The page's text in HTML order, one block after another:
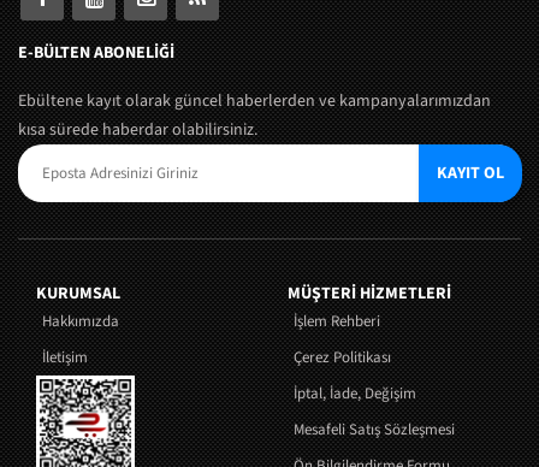
E-BÜLTEN ABONELİĞİ
Ebültene kayıt olarak güncel haberlerden ve kampanyalarımızdan
kısa sürede haberdar olabilirsiniz.
KAYIT OL
KURUMSAL
Hakkımızda
İletişim
MÜŞTERI HIZMETLERI
İşlem Rehberi
Çerez Politikası
İptal, İade, Değişim
Mesafeli Satış Sözleşmesi